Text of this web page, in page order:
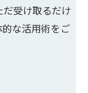
受け取るだけ
な活用術をご